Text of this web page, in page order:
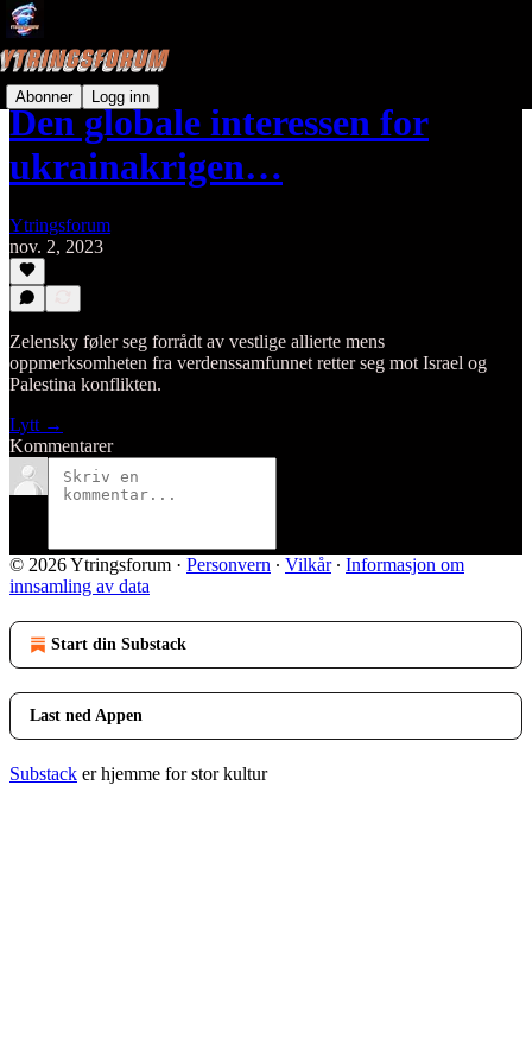
Abonner Logg inn
Den globale interessen for
ukrainakrigen…
Ytringsforum
nov. 2, 2023
Zelensky føler seg forrådt av vestlige allierte mens
oppmerksomheten fra verdenssamfunnet retter seg mot Israel og
Palestina konflikten.
Lytt →
Kommentarer
© 2026 Ytringsforum · Personvern ∙ Vilkår∙ Informasjon om
innsamling av data
Start din Substack
Last ned Appen
Substack er hjemme for stor kultur